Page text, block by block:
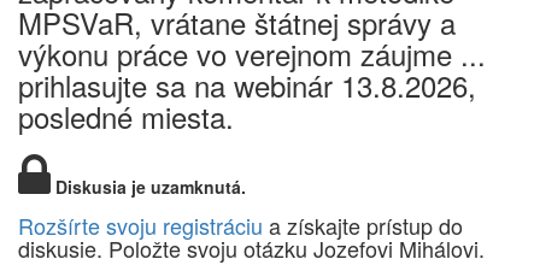
MPSVaR, vrátane štátnej správy a
výkonu práce vo verejnom záujme ...
prihlasujte sa na webinár 13.8.2026,
posledné miesta.
Diskusia je uzamknutá.
Rozšírte svoju registráciu a získajte prístup do
diskusie. Položte svoju otázku Jozefovi Mihálovi.